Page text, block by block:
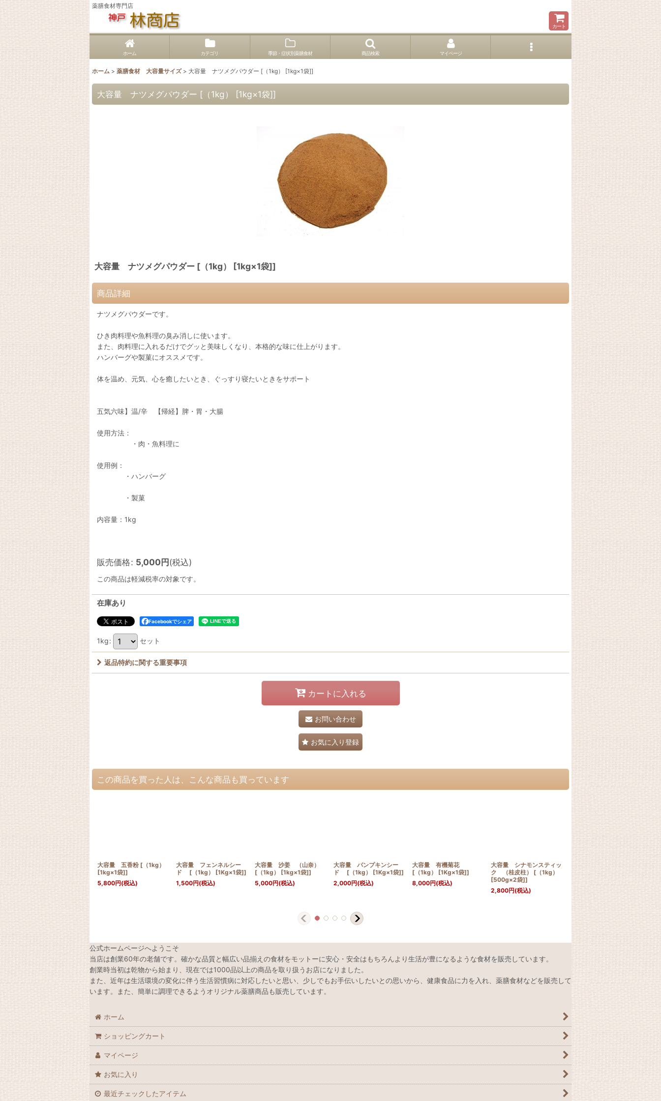
薬膳食材専門店
カート
ホーム カテゴリ 季節・症状別薬膳食材 商品検索 マイページ
ホーム > 薬膳食材 大容量サイズ > 大容量 ナツメグパウダー [（1kg） [1kg×1袋]]
大容量 ナツメグパウダー [（1kg） [1kg×1袋]]
大容量 ナツメグパウダー [（1kg） [1kg×1袋]]
商品詳細
ナツメグパウダーです。
ひき肉料理や魚料理の臭み消しに使います。
また、肉料理に入れるだけでグッと美味しくなり、本格的な味に仕上がります。
ハンバーグや製菓にオススメです。
体を温め、元気、心を癒したいとき、ぐっすり寝たいときをサポート
五気六味】温/辛 【帰経】脾・胃・大腸
使用方法：
・肉・魚料理に
使用例：
・ハンバーグ
・製菓
内容量：1kg
販売価格: 5,000円(税込)
この商品は軽減税率の対象です。
在庫あり
Facebookでシェア
1kg: セット
返品特約に関する重要事項
カートに入れる
お問い合わせ
お気に入り登録
この商品を買った人は、こんな商品も買っています
大容量 五香粉 [（1kg）
[1kg×1袋]]
5,800円(税込)
大容量 フェンネルシー
ド [（1kg） [1Kg×1袋]]
1,500円(税込)
大容量 沙姜 （山奈）
[（1kg） [1kg×1袋]]
5,000円(税込)
大容量 パンプキンシー
ド [（1kg） [1Kg×1袋]]
2,000円(税込)
大容量 有機菊花
[（1kg） [1Kg×1袋]]
8,000円(税込)
大容量 シナモンスティッ
ク （桂皮柱） [（1kg）
[500g×2袋]]
2,800円(税込)
ベ
公式ホームページへようこそ
当店は創業60年の老舗です。確かな品質と幅広い品揃えの食材をモットーに安心・安全はもちろんより生活が豊になるような食材を販売しています。
創業時当初は乾物から始まり、現在では1000品以上の商品を取り扱うお店になりました。
また、近年は生活環境の変化に伴う生活習慣病に対応したいと思い、少しでもお手伝いしたいとの思いから、健康食品に力を入れ、薬膳食材などを販売して
います。また、簡単に調理できるようオリジナル薬膳商品も販売しています。
ホーム
ショッピングカート
マイページ
お気に入り
最近チェックしたアイテム